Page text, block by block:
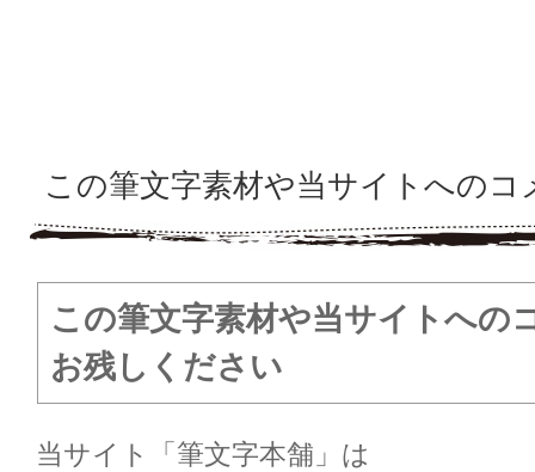
この筆文字素材や当サイトへのコ
この筆文字素材や当サイトへの
お残しください
当サイト「筆文字本舗」は